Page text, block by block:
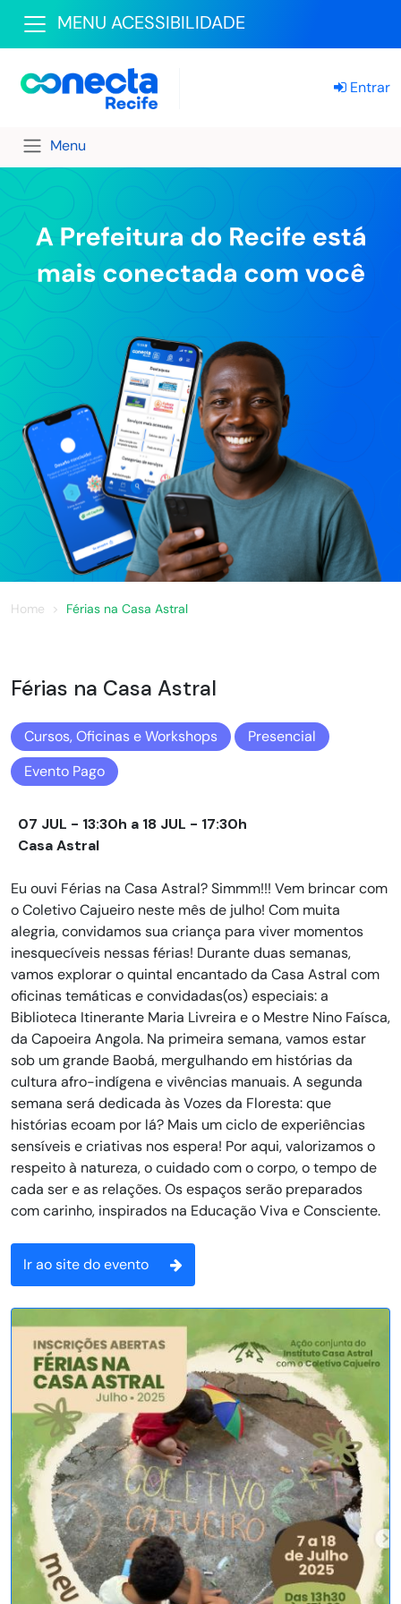
MENU ACESSIBILIDADE
Entrar
Menu
Home Férias na Casa Astral
Férias na Casa Astral
Cursos, Oficinas e Workshops
Presencial
Evento Pago
07 JUL - 13:30h a 18 JUL - 17:30h
Casa Astral
Eu ouvi Férias na Casa Astral? Simmm!!! Vem brincar com
o Coletivo Cajueiro neste mês de julho! Com muita
alegria, convidamos sua criança para viver momentos
inesquecíveis nessas férias! Durante duas semanas,
vamos explorar o quintal encantado da Casa Astral com
oficinas temáticas e convidadas(os) especiais: a
Biblioteca Itinerante Maria Livreira e o Mestre Nino Faísca,
da Capoeira Angola. Na primeira semana, vamos estar
sob um grande Baobá, mergulhando em histórias da
cultura afro-indígena e vivências manuais. A segunda
semana será dedicada às Vozes da Floresta: que
histórias ecoam por lá? Mais um ciclo de experiências
sensíveis e criativas nos espera! Por aqui, valorizamos o
respeito à natureza, o cuidado com o corpo, o tempo de
cada ser e as relações. Os espaços serão preparados
com carinho, inspirados na Educação Viva e Consciente.
Ir ao site do evento